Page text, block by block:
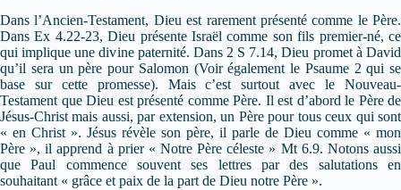
Dans l’Ancien-Testament, Dieu est rarement présenté comme le Père.
Dans Ex 4.22-23, Dieu présente Israël comme son fils premier-né, ce
qui implique une divine paternité. Dans 2 S 7.14, Dieu promet à David
qu’il sera un père pour Salomon (Voir également le Psaume 2 qui se
base sur cette promesse). Mais c’est surtout avec le Nouveau-
Testament que Dieu est présenté comme Père. Il est d’abord le Père de
Jésus-Christ mais aussi, par extension, un Père pour tous ceux qui sont
« en Christ ». Jésus révèle son père, il parle de Dieu comme « mon
Père », il apprend à prier « Notre Père céleste » Mt 6.9. Notons aussi
que Paul commence souvent ses lettres par des salutations en
souhaitant « grâce et paix de la part de Dieu notre Père ».